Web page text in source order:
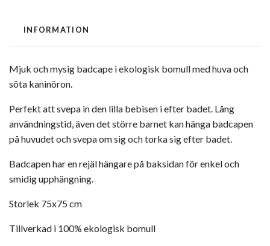
INFORMATION
Mjuk och mysig badcape i ekologisk bomull med huva och
söta kaninöron.
Perfekt att svepa in den lilla bebisen i efter badet. Lång
användningstid, även det större barnet kan hänga badcapen
på huvudet och svepa om sig och torka sig efter badet.
Badcapen har en rejäl hängare på baksidan för enkel och
smidig upphängning.
Storlek 75x75 cm
Tillverkad i 100% ekologisk bomull